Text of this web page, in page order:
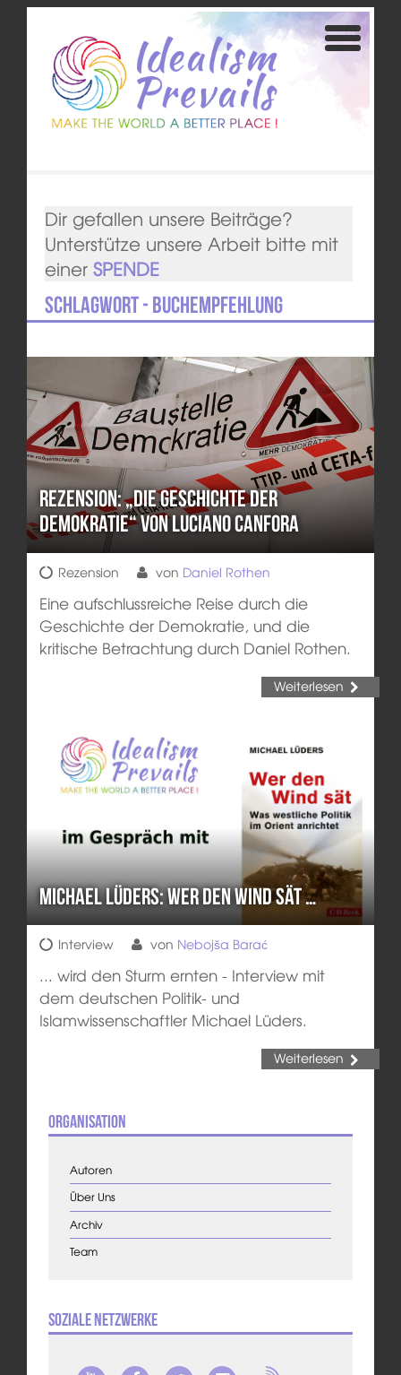
Dir gefallen unsere Beiträge?
Unterstütze unsere Arbeit bitte mit
einer SPENDE
Schlagwort - Buchempfehlung
Rezension: „Die Geschichte der
Demokratie“ von Luciano Canfora
Rezension von Daniel Rothen
Eine aufschlussreiche Reise durch die
Geschichte der Demokratie, und die
kritische Betrachtung durch Daniel Rothen.
Weiterlesen
Michael Lüders: Wer den Wind sät …
Interview von Nebojša Barać
... wird den Sturm ernten - Interview mit
dem deutschen Politik- und
Islamwissenschaftler Michael Lüders.
Weiterlesen
Organisation
Autoren
Über Uns
Archiv
Team
Soziale Netzwerke